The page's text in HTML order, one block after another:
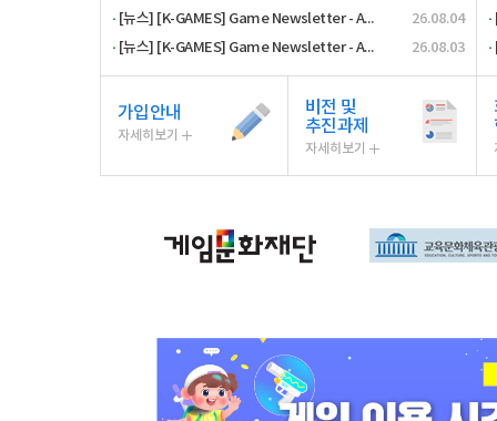
·
[뉴스] [K-GAMES] Game Newsletter - August 4 2026
26.08.04
·
[뉴스] [K-GAMES] Game Newsletter - August 3 2026 26.08.03
·
·
가입안내
자세히보기
비전 및
추진과제
자세히보기